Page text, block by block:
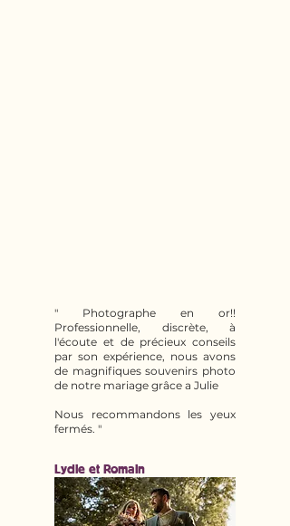
" Photographe en or!!
Professionnelle, discrète, à
l'écoute et de précieux conseils
par son expérience, nous avons
de magnifiques souvenirs photo
de notre mariage grâce a Julie
Nous recommandons les yeux
fermés. "
Lydie et Romain